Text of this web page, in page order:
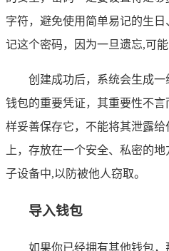
字符，避免使用简单易记的生
记这个密码，因为一旦遗忘,可
创建成功后，系统会生成
钱包的重要凭证，其重要性不
样妥善保存它，不能将其泄露
上，存放在一个安全、私密的
子设备中,以防被他人窃取。
导入钱包
如果你已经拥有其他钱包